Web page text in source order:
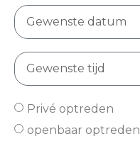
Privé optreden
openbaar optreden